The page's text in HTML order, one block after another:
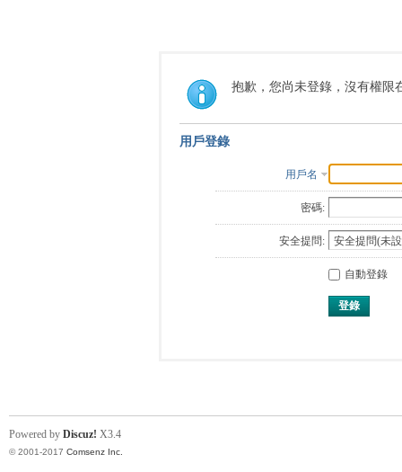
抱歉，您尚未登錄，沒有權限
用戶登錄
用戶名
密碼:
安全提問:
自動登錄
登錄
Powered by Discuz! X3.4
© 2001-2017 Comsenz Inc.